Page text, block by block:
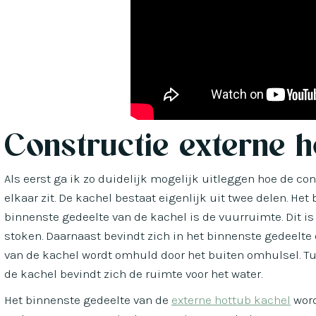
Constructie externe
Als eerst ga ik zo duidelijk mogelijk uitleggen hoe de
elkaar zit. De kachel bestaat eigenlijk uit twee delen.
binnenste gedeelte van de kachel is de vuurruimte. Dit
stoken. Daarnaast bevindt zich in het binnenste
van de kachel wordt omhuld door het buiten omhulsel.
de kachel bevindt zich de ruimte voor het water.
Het binnenste gedeelte van de externe hottub kachel